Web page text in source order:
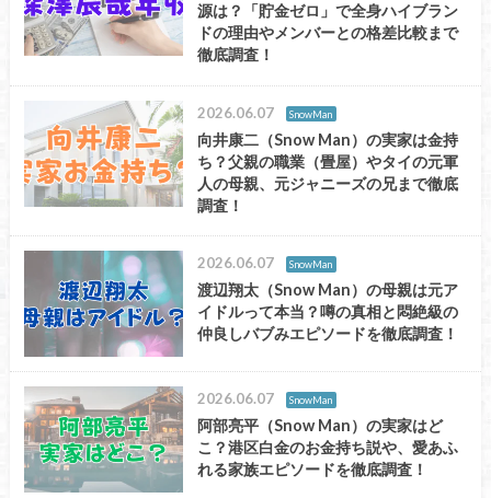
源は？「貯金ゼロ」で全身ハイブラン
ドの理由やメンバーとの格差比較まで
徹底調査！
2026.06.07 SnowMan
向井康二（Snow Man）の実家は金持
ち？父親の職業（畳屋）やタイの元軍
人の母親、元ジャニーズの兄まで徹底
調査！
2026.06.07 SnowMan
渡辺翔太（Snow Man）の母親は元ア
イドルって本当？噂の真相と悶絶級の
仲良しバブみエピソードを徹底調査！
2026.06.07 SnowMan
阿部亮平（Snow Man）の実家はど
こ？港区白金のお金持ち説や、愛あふ
れる家族エピソードを徹底調査！